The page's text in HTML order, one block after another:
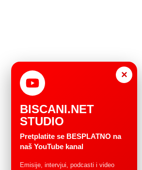
×
BISCANI.NET
STUDIO
Pretplatite se BESPLATNO na
naš YouTube kanal
Emisije, intervjui, podcasti i video